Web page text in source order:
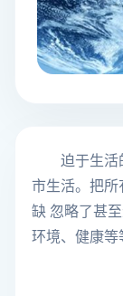
迫于生活的
市生活。把所
缺 忽略了甚
环境、健康